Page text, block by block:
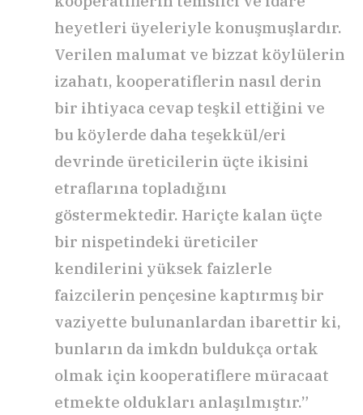
heyetleri üyeleriyle konuşmuşlardır.
Verilen malumat ve bizzat köylülerin
izahatı, kooperatiflerin nasıl derin
bir ihtiyaca cevap teşkil ettiğini ve
bu köylerde daha teşekkül/eri
devrinde üreticilerin üçte ikisini
etraflarına topladı­ğını
göstermektedir. Hariçte kalan üçte
bir nispetindeki üreticiler
kendilerini yüksek faizlerle
faizcilerin pençesine kaptırmış bir
vaziyette bulunanlardan ibarettir ki,
bunların da imkdn buldukça ortak
olmak için kooperatiflere müracaat
etmekte oldukları anlaşılmıştır.”